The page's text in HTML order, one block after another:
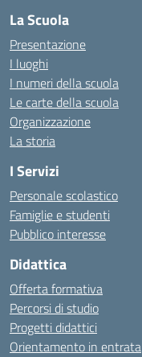
La Scuola
Presentazione
I luoghi
I numeri della scuola
Le carte della scuola
Organizzazione
La storia
I Servizi
Personale scolastico
Famiglie e studenti
Pubblico interesse
Didattica
Offerta formativa
Percorsi di studio
Progetti didattici
Orientamento in entrata